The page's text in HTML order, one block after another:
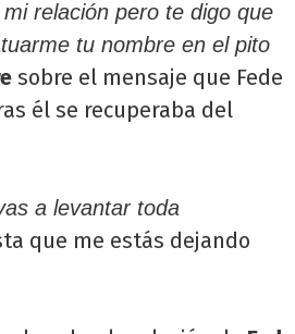
relación pero te digo que
tu nombre en el pito
sobre el mensaje que Fede
él se recuperaba del
a levantar toda
que me estás dejando